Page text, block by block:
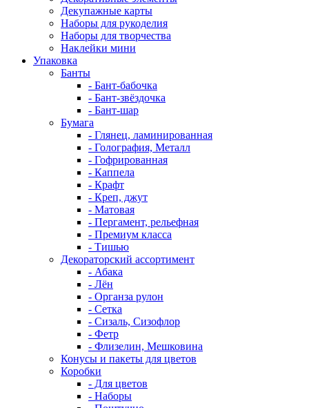
Декупажные карты
Наборы для рукоделия
Наборы для творчества
Наклейки мини
Упаковка
Банты
- Бант-бабочка
- Бант-звёздочка
- Бант-шар
Бумага
- Глянец, ламинированная
- Голография, Металл
- Гофрированная
- Каппела
- Крафт
- Креп, джут
- Матовая
- Пергамент, рельефная
- Премиум класса
- Тишью
Декораторский ассортимент
- Абака
- Лён
- Органза рулон
- Сетка
- Сизаль, Сизофлор
- Фетр
- Флизелин, Мешковина
Конусы и пакеты для цветов
Коробки
- Для цветов
- Наборы